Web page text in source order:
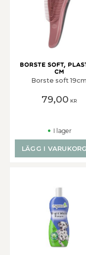
Borste soft,
cm
Borste soft 19cm
79,00 KR
I lager
LÄGG I